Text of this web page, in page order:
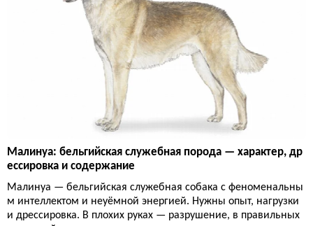
Малинуа: бельгийская служебная порода — характер, др
ессировка и содержание
Малинуа — бельгийская служебная собака с феноменальны
м интеллектом и неуёмной энергией. Нужны опыт, нагрузки
и дрессировка. В плохих руках — разрушение, в правильных